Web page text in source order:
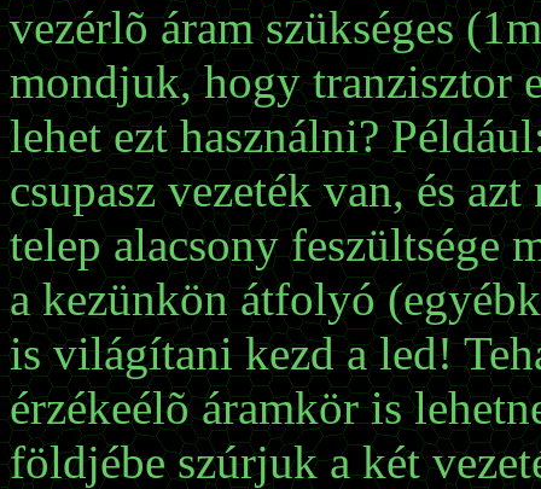
vezérlõ áram szükséges
mondjuk, hogy tranzisztor
lehet ezt használni?
csupasz vezeték van, és
telep alacsony feszültsége
a kezünkön átfolyó
is világítani kezd a led!
érzékeélõ áramkör is
földjébe szúrjuk a két